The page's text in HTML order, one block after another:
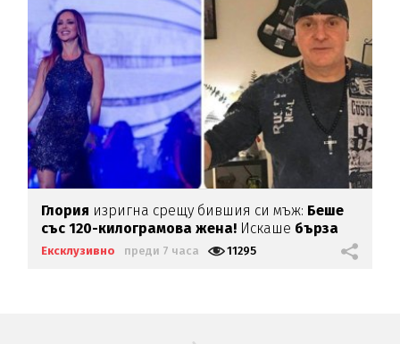
Глория изригна срещу бившия си мъж: Беше
със 120-килограмова жена! Искаше бърза
печалба...
Ексклузивно преди 7 часа 11295